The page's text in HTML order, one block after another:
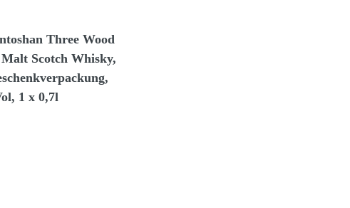
Three Wood
Malt Scotch Whisky,
1 x 0,7l